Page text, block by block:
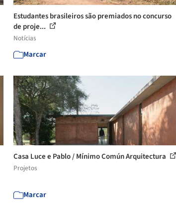
Estudantes brasileiros são premiados no concurso
de proje...
Notícias
Marcar
Casa Luce e Pablo / Mínimo Común Arquitectura
Projetos
Marcar